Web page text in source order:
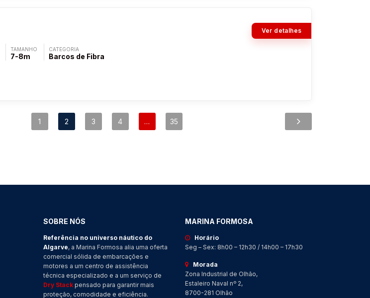
Ver detalhes
TAMANHO
7-8m
CATEGORIA
Barcos de Fibra
1 2 3 4 … 35
SOBRE NÓS
Referência no universo náutico do
Algarve, a Marina Formosa alia uma oferta
comercial sólida de embarcações e
motores a um centro de assistência
técnica especializado e a um serviço de
Dry Stack pensado para garantir mais
proteção, comodidade e eficiência.
MARINA FORMOSA
Horário
Seg – Sex: 8h00 – 12h30 / 14h00 – 17h30
Morada
Zona Industrial de Olhão,
Estaleiro Naval nº 2,
8700-281 Olhão